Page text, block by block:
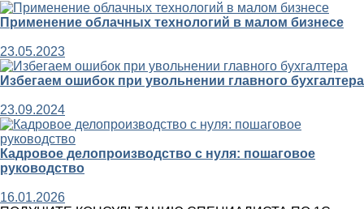
Применение облачных технологий в малом бизнесе
23.05.2023
Избегаем ошибок при увольнении главного бухгалтера
23.09.2024
Кадровое делопроизводство с нуля: пошаговое
руководство
16.01.2026